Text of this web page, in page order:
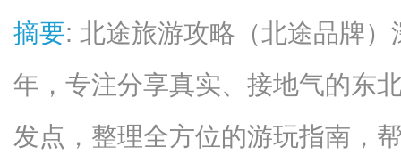
摘要: 北途旅游攻略（北途品牌
年，专注分享真实、接地气的东
发点，整理全方位的游玩指南，